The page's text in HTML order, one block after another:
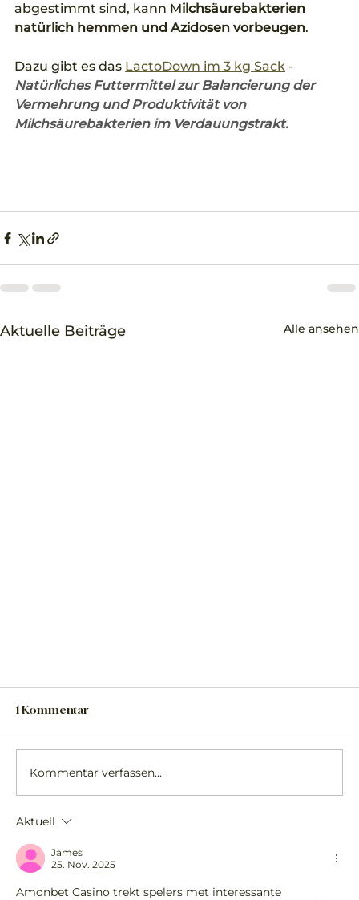
abgestimmt sind, kann Milchsäurebakterien
natürlich hemmen und Azidosen vorbeugen.
Dazu gibt es das LactoDown im 3 kg Sack -
Natürliches Futtermittel zur Balancierung der
Vermehrung und Produktivität von
Milchsäurebakterien im Verdauungstrakt.
Aktuelle Beiträge Alle ansehen
Wenn Pferde Erde fressen - ist das normal?
1 Kommentar
Kommentar verfassen...
Aktuell
James
25. Nov. 2025
Amonbet Casino trekt spelers met interessante